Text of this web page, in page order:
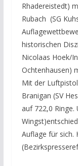
Rhadereistedt)
Rubach (SG
historischen
Nicolaas Hoek/
Ochtenhausen)
Mit der
Branigan (SV
auf 722,0 Ringe.
Auflage für sich.